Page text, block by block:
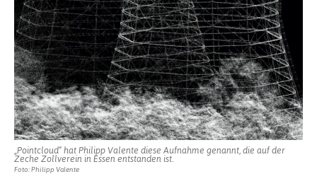
„Pointcloud“ hat Philipp Valente diese Aufnahme genannt, die auf der
Zeche Zollverein in Essen entstanden ist.
Foto: Philipp Valente